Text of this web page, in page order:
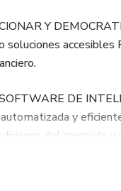
INTELIGENTE:
y optimizar el
garantizar un %
NO garantizados a
del año 2024
Y
soluciones
DE
y
del mercado
mientras tu